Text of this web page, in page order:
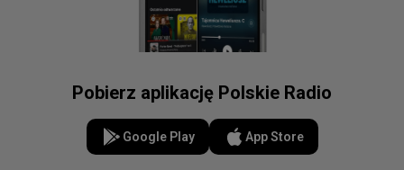
Pobierz aplikację Polskie Radio
Google Play App Store